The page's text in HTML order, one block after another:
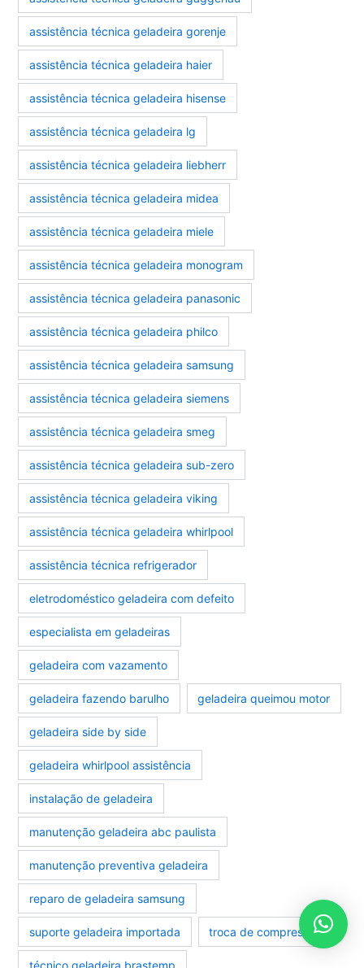
assistência técnica geladeira gorenje
assistência técnica geladeira haier
assistência técnica geladeira hisense
assistência técnica geladeira lg
assistência técnica geladeira liebherr
assistência técnica geladeira midea
assistência técnica geladeira miele
assistência técnica geladeira monogram
assistência técnica geladeira panasonic
assistência técnica geladeira philco
assistência técnica geladeira samsung
assistência técnica geladeira siemens
assistência técnica geladeira smeg
assistência técnica geladeira sub-zero
assistência técnica geladeira viking
assistência técnica geladeira whirlpool
assistência técnica refrigerador
eletrodoméstico geladeira com defeito
especialista em geladeiras
geladeira com vazamento
geladeira fazendo barulho geladeira queimou motor
geladeira side by side
geladeira whirlpool assistência
instalação de geladeira
manutenção geladeira abc paulista
manutenção preventiva geladeira
reparo de geladeira samsung
suporte geladeira importada troca de compressor